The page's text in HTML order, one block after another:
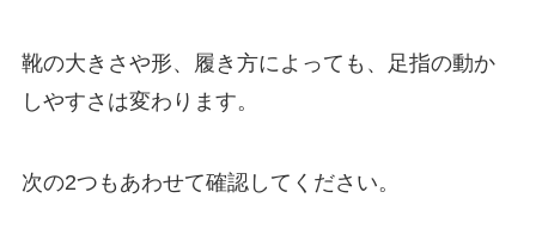
靴の大きさや形、履き方によっても、足指の動か
しやすさは変わります。
次の2つもあわせて確認してください。